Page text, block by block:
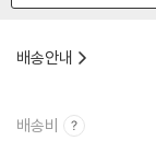
배송안내
배송비